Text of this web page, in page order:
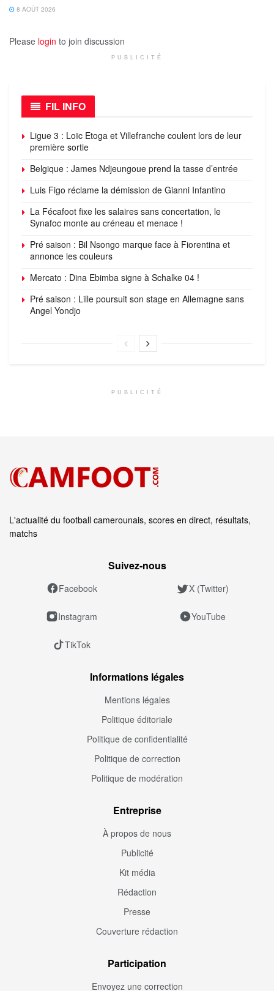
8 AOÛT 2026
Please login to join discussion
PUBLICITÉ
FIL INFO
Ligue 3 : Loïc Etoga et Villefranche coulent lors de leur
première sortie
Belgique : James Ndjeungoue prend la tasse d’entrée
Luis Figo réclame la démission de Gianni Infantino
La Fécafoot fixe les salaires sans concertation, le
Synafoc monte au créneau et menace !
Pré saison : Bil Nsongo marque face à Fiorentina et
annonce les couleurs
Mercato : Dina Ebimba signe à Schalke 04 !
Pré saison : Lille poursuit son stage en Allemagne sans
Angel Yondjo
PUBLICITÉ
L'actualité du football camerounais, scores en direct, résultats,
matchs
Suivez‑nous
Facebook X (Twitter)
Instagram YouTube
TikTok
Informations légales
Mentions légales
Politique éditoriale
Politique de confidentialité
Politique de correction
Politique de modération
Entreprise
À propos de nous
Publicité
Kit média
Rédaction
Presse
Couverture rédaction
Participation
Envoyez une correction